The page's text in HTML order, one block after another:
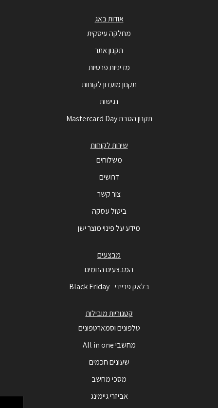
אודות באג
מחלקה עיסקית
תקנון אתר
מדיניות פרטיות
תקנון מועדון לקוחות
נגישות
תקנון הטבת Mastercard Day
שירות לקוחות
משלוחים
דרושים
צור קשר
ביטול עסקה
מידע על פינוי מוצר ישן
מבצעים
המבצעים החמים
בלאק פריידי - Black Friday
קטגוריות מובילות
טלפונים וסמארטפונים
מחשבי All in one
שעונים חכמים
מסכי מחשב
אביזרי גיימינג